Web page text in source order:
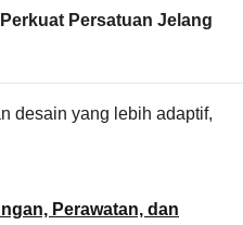
Persatuan Jelang
desain yang lebih adaptif,
Perawatan, dan